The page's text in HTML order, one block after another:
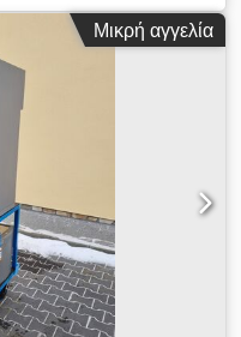
- Τροφοδοσία:
ΚΑΙ ΔΙΑΣΤΑΣΕΙΣ -
Csdpfjuhcbpox
- Βάρος μηχανής: 429
Μικρή αγγελία